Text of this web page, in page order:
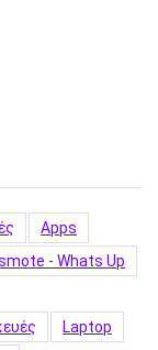
Apps
- Whats Up
Laptop